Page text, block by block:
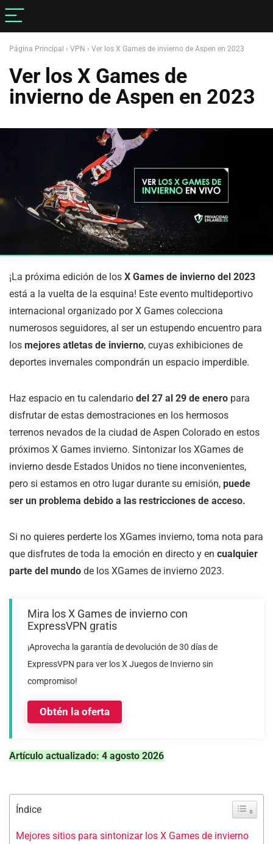
Página Principal › VPN › Ver los X Games de invierno de Aspen en 2023
Ver los X Games de
invierno de Aspen en 2023
¡La próxima edición de los X Games de invierno del 2023
está a la vuelta de la esquina! Este evento multideportivo
internacional organizado por X Games colecciona
numerosos seguidores, al ser un estupendo encuentro para
los mejores atletas de invierno, cuyas exhibiciones de
deportes invernales compondrán un espacio imperdible.
Haz espacio en tu calendario del 27 al 29 de enero para
disfrutar de estas demostraciones en los hermosos
terrenos nevados de la ciudad de Aspen Colorado en estos
próximos X Games invierno. Sintonizar los XGames de
invierno desde Estados Unidos no tiene inconvenientes,
pero si estamos en otro lugar durante su emisión, puede
ser un problema debido a las restricciones de acceso.
Si no quieres perderte los XGames invierno, toma nota para
que disfrutes de toda la emoción en directo y en cualquier
parte del mundo de los XGames de invierno 2023.
Obtén la oferta
Mira los X Games de invierno con
ExpressVPN gratis
¡Aprovecha la garantía de devolución de 30 días de
ExpressVPN para ver los X Juegos de Invierno sin
compromiso!
Artículo actualizado: 4 agosto 2026
Índice
Mejores sitios para sintonizar los X Games de invierno